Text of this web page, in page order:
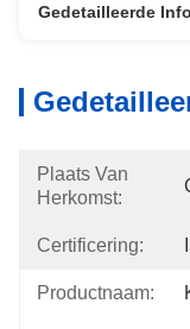
Gedetailleerde
Plaats Van
Herkomst:
Certificering:
Productnaam: